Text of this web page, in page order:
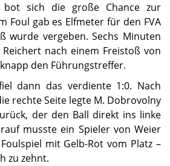
sich die große Chance zur
Foul gab es Elfmeter für den FVA
wurde vergeben. Sechs Minuten
nach einem Freistoß von
den Führungstreffer.
dann das verdiente 1:0. Nach
rechte Seite legte M. Dobrovolny
der den Ball direkt ins linke
musste ein Spieler von Weier
mit Gelb-Rot vom Platz –
zu zehnt.